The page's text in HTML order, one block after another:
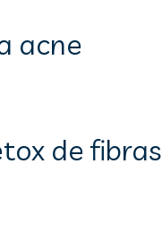
acne
de fibras